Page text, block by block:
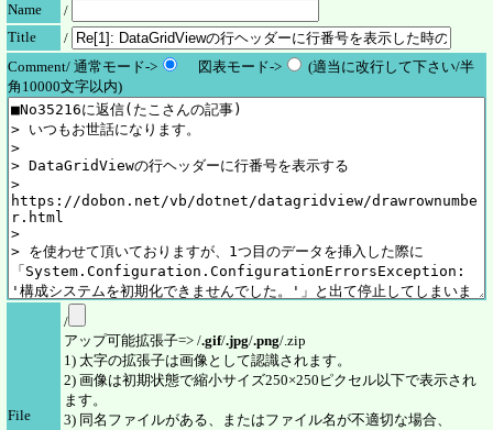
Name
/
Title
/
Comment/ 通常モード->
図表モード->
(適当に改行して下さい/半
角10000文字以内)
File
/
アップ可能拡張子=> /.gif/.jpg/.png/.zip
1) 太字の拡張子は画像として認識されます。
2) 画像は初期状態で縮小サイズ250×250ピクセル以下で表示され
ます。
3) 同名ファイルがある、またはファイル名が不適切な場合、